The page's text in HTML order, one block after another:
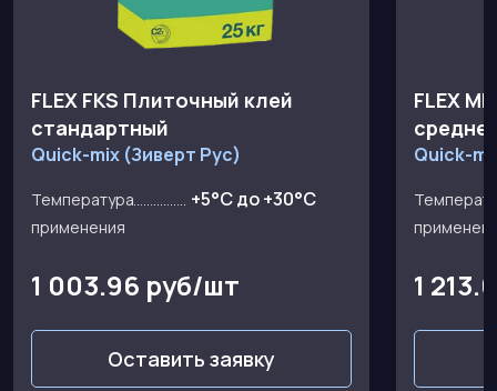
FLEX FKS Плиточный клей
стандартный
Quick-mix (Зиверт Рус)
Температура
применения
+5°C до +30°C
1 003.96 руб/шт
Оставить заявку
FLEX
Quick-
1